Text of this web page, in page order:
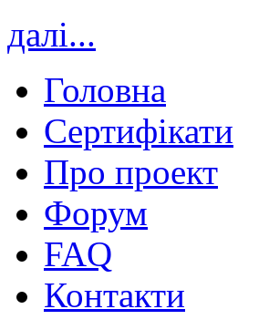
далі...
Головна
Сертифікати
Про проект
Форум
FAQ
Контакти